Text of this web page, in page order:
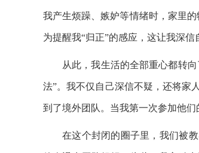
我产生烦躁、嫉妒等情绪时，家里
为提醒我“归正”的感应，这让我深信
从此，我生活的全部重心都转
法”。我不仅自己深信不疑，还将家
到了境外团队。当我第一次参加他
在这个封闭的圈子里，我们被